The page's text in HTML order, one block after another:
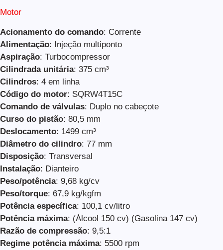
Motor
Acionamento do comando: Corrente
Alimentação: Injeção multiponto
Aspiração: Turbocompressor
Cilindrada unitária: 375 cm³
Cilindros: 4 em linha
Código do motor: SQRW4T15C
Comando de válvulas: Duplo no cabeçote
Curso do pistão: 80,5 mm
Deslocamento: 1499 cm³
Diâmetro do cilindro: 77 mm
Disposição: Transversal
Instalação: Dianteiro
Peso/potência: 9,68 kg/cv
Peso/torque: 67,9 kg/kgfm
Potência específica: 100,1 cv/litro
Potência máxima: (Álcool 150 cv) (Gasolina 147 cv)
Razão de compressão: 9,5:1
Regime potência máxima: 5500 rpm